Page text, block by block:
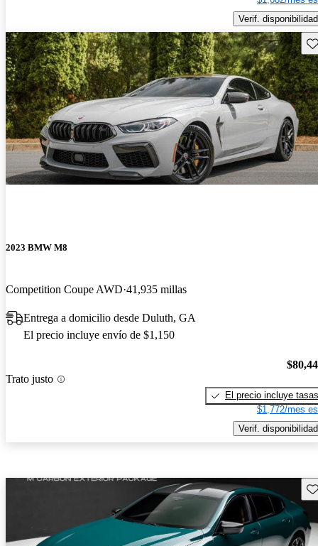
Verif. disponibilidad
2023 BMW M8
Competition Coupe AWD 41,935 millas
Entrega a domicilio desde Duluth, GA
El precio incluye envío de $1,150
Trato justo
El precio incluye tasas
$1,772/mes
Verif. disponibilidad